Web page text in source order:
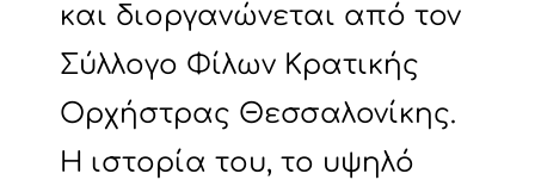
και διοργανώνεται από τον
Σύλλογο Φίλων Κρατικής
Ορχήστρας Θεσσαλονίκης.
Η ιστορία του, το υψηλό